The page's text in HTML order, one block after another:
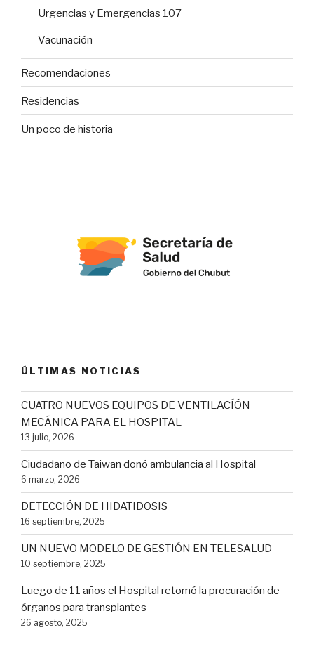
Urgencias y Emergencias 107
Vacunación
Recomendaciones
Residencias
Un poco de historia
ÚLTIMAS NOTICIAS
CUATRO NUEVOS EQUIPOS DE VENTILACÍÓN
MECÁNICA PARA EL HOSPITAL
13 julio, 2026
Ciudadano de Taiwan donó ambulancia al Hospital
6 marzo, 2026
DETECCIÓN DE HIDATIDOSIS
16 septiembre, 2025
UN NUEVO MODELO DE GESTIÓN EN TELESALUD
10 septiembre, 2025
Luego de 11 años el Hospital retomó la procuración de
órganos para transplantes
26 agosto, 2025